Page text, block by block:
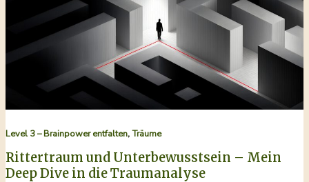
Level 3 – Brainpower entfalten,Träume
Rittertraum und Unterbewusstsein – Mein
Deep Dive in die Traumanalyse